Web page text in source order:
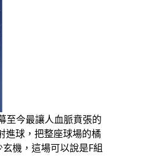
至今最讓人血脈賁張的
進球，把整座球場的橘
機，這場可以說是F組